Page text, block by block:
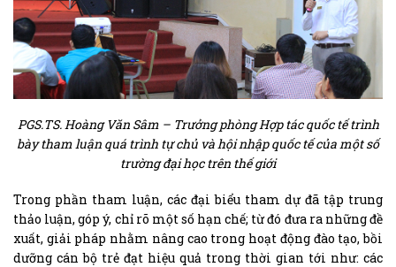
PGS.TS. Hoàng Văn Sâm – Trưởng phòng Hợp tác quốc tế trình
bày tham luận quá trình tự chủ và hội nhập quốc tế của một số
trường đại học trên thế giới
Trong phần tham luận, các đại biểu tham dự đã tập trung
thảo luận, góp ý, chỉ rõ một số hạn chế; từ đó đưa ra những đề
xuất, giải pháp nhằm nâng cao trong hoạt động đào tạo, bồi
dưỡng cán bộ trẻ đạt hiệu quả trong thời gian tới như: các